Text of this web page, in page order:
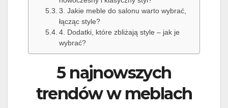
3. Jakie meble do salonu warto wybrać,
łącząc style?
4. Dodatki, które zbliżają style – jak je
wybrać?
5 najnowszych
trendów w meblach